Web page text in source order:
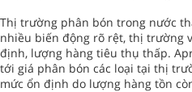
Thị trường phân bón trong nước
nhiều biến động rõ rệt, thị trường
định, lượng hàng tiêu thụ thấp.
tới giá phân bón các loại tại thị
mức ổn định do lượng hàng tồn